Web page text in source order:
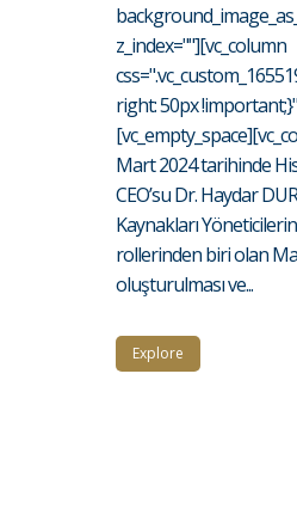
z_index=""][vc_column
right: 50px
Mart 2024 tarihinde
CEO’su Dr. Haydar
Kaynakları
rollerinden biri olan
oluşturulması ve...
Explore